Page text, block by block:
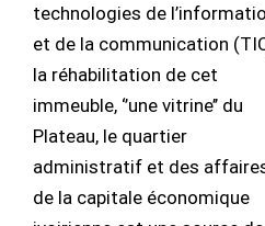
technologies de
et de la communication
la réhabilitation de cet
immeuble, ‘’une vitrine’’ du
Plateau, le quartier
administratif et des
de la capitale économique